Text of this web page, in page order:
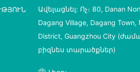
Ավելացնել: Ոչ։ 80, Danan
Dagang Village, Dagang Town,
District, Guangzhou City
բիզնես տարածքներ)